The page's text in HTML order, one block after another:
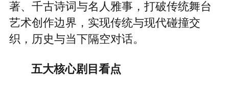
著、千古诗词与名人雅事，打破传统舞台
艺术创作边界，实现传统与现代碰撞交
织，历史与当下隔空对话。
五大核心剧目看点